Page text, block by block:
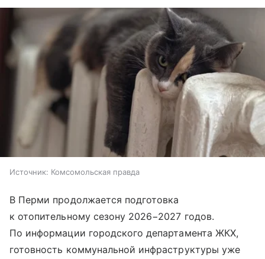
Источник: Комсомольская правда
В Перми продолжается подготовка
к отопительному сезону 2026−2027 годов.
По информации городского департамента ЖКХ,
готовность коммунальной инфраструктуры уже